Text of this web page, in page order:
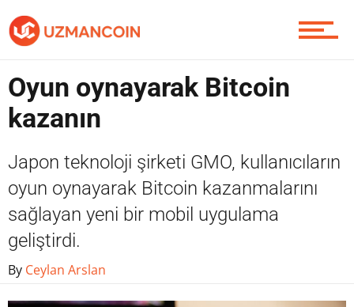
Yazarlardan
Piyasa
Soru Sor
Contact / İletişim
Oyun oynayarak Bitcoin
kazanın
Japon teknoloji şirketi GMO, kullanıcıların
oyun oynayarak Bitcoin kazanmalarını
sağlayan yeni bir mobil uygulama
geliştirdi.
By Ceylan Arslan